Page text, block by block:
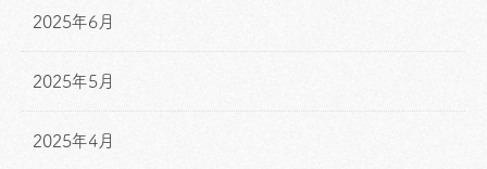
2025年6月
2025年5月
2025年4月